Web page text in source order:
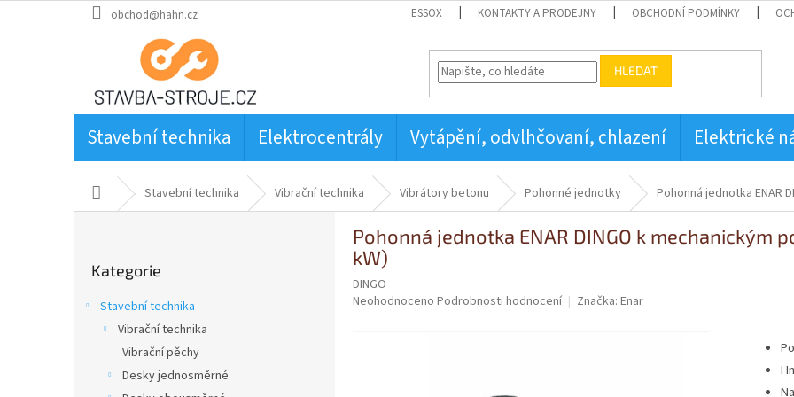
na
obchod@hahn.cz ESSOX KONTAKTY A PRODEJNY OBCHODNÍ PODMÍNKY
HLEDAT
Stavební technika Elektrocentrály Vytápění, odvlhčovaní, chlazení Elektrické
Domů Stavební technika Vibrační technika Vibrátory betonu Pohonné jednotky Pohonná jednotka ENAR
kategorie
Kategorie
Stavební technika
Vibrační technika
Vibrační pěchy
Desky jednosměrné
Pohonná jednotka ENAR DINGO k mechanickým
kW)
DINGO
Průměrné
Neohodnoceno Podrobnosti hodnocení Značka: Enar